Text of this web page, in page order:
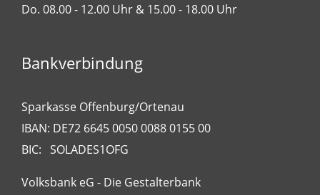
Do. 08.00 - 12.00 Uhr & 15.00 - 18.00 Uhr
Bankverbindung
Sparkasse Offenburg/Ortenau
IBAN: DE72 6645 0050 0088 0155 00
BIC: SOLADES1OFG
Volksbank eG - Die Gestalterbank